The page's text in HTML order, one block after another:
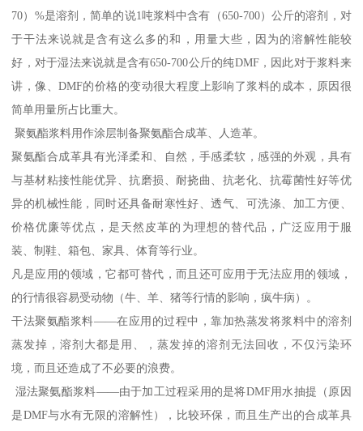
70）%是溶剂，简单的说1吨浆料中含有（650-700）公斤的溶剂，对
于干法来说就是含有这么多的和，用量大些，因为的溶解性能较
好，对于湿法来说就是含有650-700公斤的纯DMF，因此对于浆料来
讲，像、DMF的价格的变动很大程度上影响了浆料的成本，原因很
简单用量所占比重大。
聚氨酯浆料用作涂层制备聚氨酯合成革、人造革。
聚氨酯合成革具有光泽柔和、自然，手感柔软，感强的外观，具有
与基材粘接性能优异、抗磨损、耐挠曲、抗老化、抗霉菌性好等优
异的机械性能，同时还具备耐寒性好、透气、可洗涤、加工方便、
价格优廉等优点，是天然皮革的为理想的替代品，广泛应用于服
装、制鞋、箱包、家具、体育等行业。
凡是应用的领域，它都可替代，而且还可应用于无法应用的领域，
的行情很容易受动物（牛、羊、猪等行情的影响，疯牛病）。
干法聚氨酯浆料——在应用的过程中，靠加热蒸发将浆料中的溶剂
蒸发掉，溶剂大都是用、，蒸发掉的溶剂无法回收，不仅污染环
境，而且还造成了不必要的浪费。
湿法聚氨酯浆料——由于加工过程采用的是将DMF用水抽提（原因
是DMF与水有无限的溶解性），比较环保，而且生产出的合成革具